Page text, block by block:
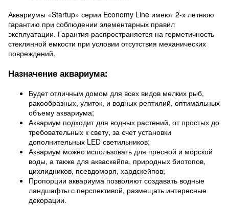
Аквариумы «Startup» серии Economy Line имеют 2-х летнюю
гарантию при соблюдении элементарных правил
эксплуатации. Гарантия распространяется на герметичность
стеклянной емкости при условии отсутствия механических
повреждений.
Назначение аквариума:
Будет отличным домом для всех видов мелких рыб,
ракообразных, улиток, и водных рептилий, оптимальных
объему аквариума;
Аквариум подходит для водных растений, от простых до
требовательных к свету, за счет установки
дополнительных LED светильников;
Аквариум можно использовать для пресной и морской
воды, а также для акваскейпа, природных биотопов,
цихлидников, псевдоморя, хардскейпов;
Пропорции аквариума позволяют создавать водные
ландшафты с перспективой, размещать интересные
декорации.